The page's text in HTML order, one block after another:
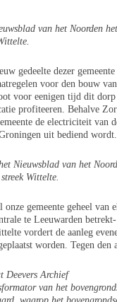
van het Noorden
gedeelte dezer
voor den bouw
voor eenigen tijd dit
profiteeren. Behalve
de electriciteit van
uit bediend wordt.
Nieuwsblad van het
Wittelte.
onze gemeente geheel
te Leeuwarden
vordert de aanleg
worden. Tegen den
Deevers Archief
van het